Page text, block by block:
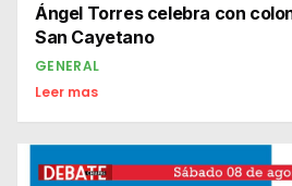
Ángel Torres celebra con
San Cayetano
GENERAL
Leer mas